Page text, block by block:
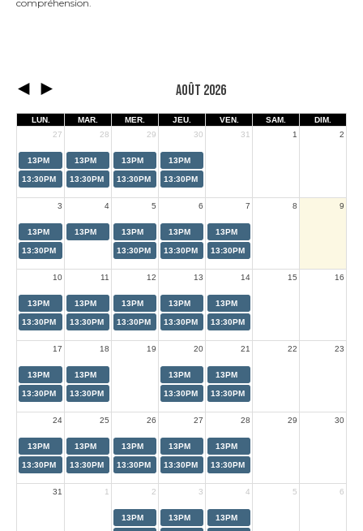
compréhension.
AOÛT 2026
LUN. MAR. MER. JEU. VEN. SAM.
DIM.
27
28 29 30 31 1 2
13PM 13PM 13PM 13PM
13:30PM 13:30PM 13:30PM 13:30PM
3 4 5 6 7 8 9
13PM 13PM 13PM 13PM 13PM
13:30PM 13:30PM 13:30PM 13:30PM
10 11 12 13 14 15 16
13PM 13PM 13PM 13PM 13PM
13:30PM 13:30PM 13:30PM 13:30PM 13:30PM
17 18 19 20 21 22 23
13PM 13PM 13PM 13PM
13:30PM 13:30PM 13:30PM 13:30PM
24 25 26 27 28 29 30
13PM 13PM 13PM 13PM 13PM
13:30PM 13:30PM 13:30PM 13:30PM 13:30PM
31 1 2 3 4 5 6
13PM 13PM 13PM